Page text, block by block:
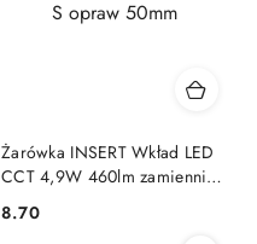
Żarówka INSERT Wkład LED
CCT 4,9W 460lm zamiennik
50mm
Cena:
8.70